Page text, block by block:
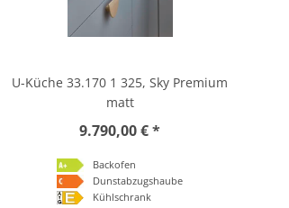
U-Küche 33.170 1 325, Sky Premium
matt
9.790,00 € *
Backofen
Dunstabzugshaube
Kühlschrank